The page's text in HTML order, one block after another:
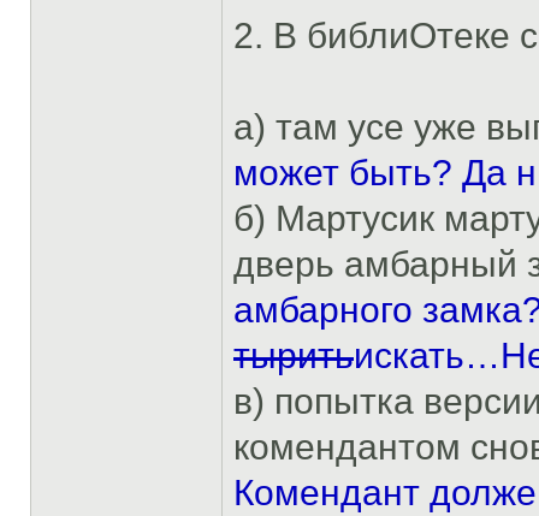
2. В библиОтеке
а) там усе уже
может быть? Да
б) Мартусик
дверь амбарный
амбарного
тырить
в) попытка
комендантом
Комендант